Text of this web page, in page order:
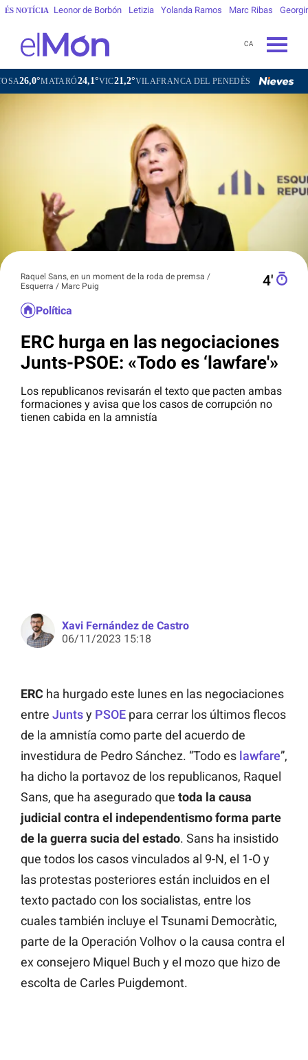
ÉS NOTÍCIA Leonor de Borbón Letizia Yolanda Ramos Marc Ribas
CA
24,1°VIC21,2°VILAFRANCA DEL PENEDÈS 22,4°VILANOVA I LA
Raquel Sans, en un moment de la roda de premsa /
Esquerra / Marc Puig
4′
Política
ERC hurga en las negociaciones
Junts-PSOE: «Todo es ‘lawfare'»
Los republicanos revisarán el texto que pacten ambas
formaciones y avisa que los casos de corrupción no
tienen cabida en la amnistía
Xavi Fernández de Castro
06/11/2023 15:18
ERC ha hurgado este lunes en las negociaciones
entre Juntsy PSOE para cerrar los últimos flecos
de la amnistía como parte del acuerdo de
investidura de Pedro Sánchez. “Todo es lawfare”,
ha dicho la portavoz de los republicanos, Raquel
Sans, que ha asegurado que toda la causa
judicial contra el independentismo forma parte
de la guerra sucia del estado. Sans ha insistido
que todos los casos vinculados al 9-N, el 1-O y
las protestas posteriores están incluidos en el
texto pactado con los socialistas, entre los
cuales también incluye el Tsunami Democràtic,
parte de la Operación Volhov o la causa contra el
ex consejero Miquel Buch y el mozo que hizo de
escolta de Carles Puigdemont.